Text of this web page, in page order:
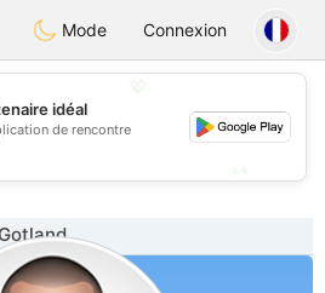
Mode Connexion
idéal
de rencontre